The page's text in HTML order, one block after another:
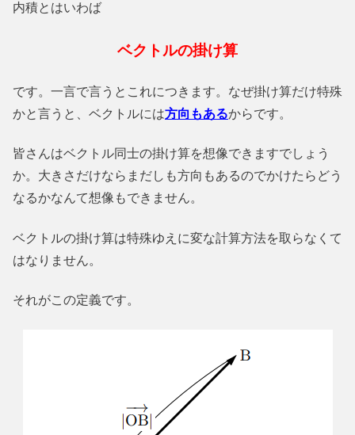
内積とはいわば
ベクトルの掛け算
です。一言で言うとこれにつきます。なぜ掛け算だけ特殊
かと言うと、ベクトルには方向もあるからです。
皆さんはベクトル同士の掛け算を想像できますでしょう
か。大きさだけならまだしも方向もあるのでかけたらどう
なるかなんて想像もできません。
ベクトルの掛け算は特殊ゆえに変な計算方法を取らなくて
はなりません。
それがこの定義です。